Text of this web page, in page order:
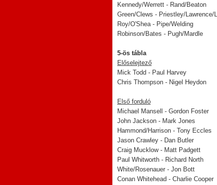
Kennedy/Werrett - Rand/Beaton
Green/Clews - Priestley/Lawrence/
Roy/O'Shea - Pipe/Welding
Robinson/Bates - Pugh/Mardle
5-ös tábla
Előselejtező
Mick Todd - Paul Harvey
Chris Thompson - Nigel Heydon
Első forduló
Michael Mansell - Gordon Foster
John Jackson - Mark Jones
Hammond/Harrison - Tony Eccles
Jason Crawley - Dan Butler
Craig Mucklow - Matt Padgett
Paul Whitworth - Richard North
White/Rosenauer - Jon Bott
Conan Whitehead - Charlie Cooper